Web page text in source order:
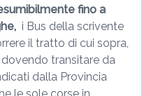
fino a
i Bus della scrivente
il tratto di cui sopra,
dovendo transitare da
dalla Provincia